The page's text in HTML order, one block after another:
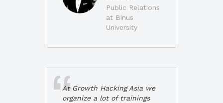
Public Relations
at Binus
University
At Growth Hacking Asia we
organize a lot of trainings